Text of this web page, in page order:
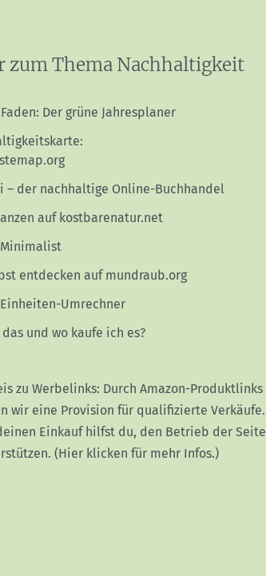
zum Thema Nachhaltigkeit
Der grüne Jahresplaner
– der nachhaltige Online-Buchhandel
auf kostbarenatur.net
entdecken auf mundraub.org
Umrechner
und wo kaufe ich es?
zu Werbelinks: Durch Amazon-Produktlinks
wir eine Provision für qualifizierte Verkäufe.
Einkauf hilfst du, den Betrieb der Seite
(Hier klicken für mehr Infos.)